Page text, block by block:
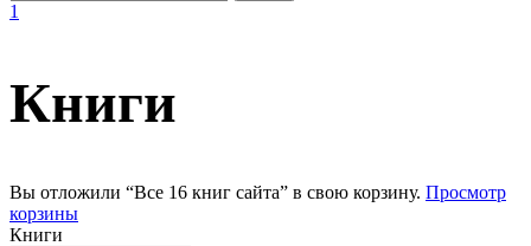
1
Книги
Вы отложили “Все 16 книг сайта” в свою корзину. Просмотр
корзины
Книги